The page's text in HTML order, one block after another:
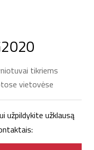
tikriems
vietovėse
užpildykite užklausą